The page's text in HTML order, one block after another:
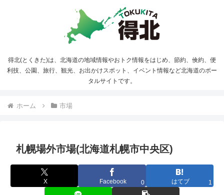
得北(とくきた)は、北海道の地域情報やおトク情報をはじめ、節約、倹約、便
利技、公園、旅行、観光、お出かけスポット、イベント情報など北海道のポー
タルサイトです。
ホーム 市場
札幌場外市場(北海道札幌市中央区)
X Facebook 0 はてブ 1